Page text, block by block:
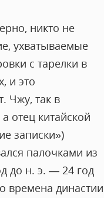
никто не
ухватываемые
с тарелки в
и это
Чжу, так в
отец китайской
записки»)
палочками из
до н. э. — 24 год
времена династии